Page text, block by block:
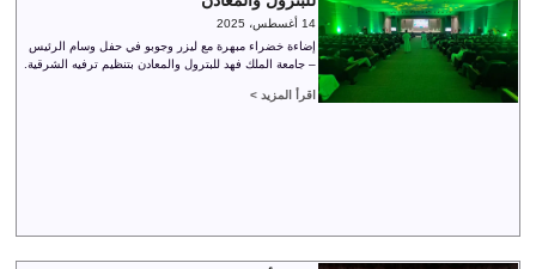
14 أغسطس، 2025
إضاءة خضراء مبهرة مع ليزر وجوبو في حفل وسام الرئيس
– جامعة الملك فهد للبترول والمعادن بتنظيم ترفيه الشرقية.
اقرأ المزيد >